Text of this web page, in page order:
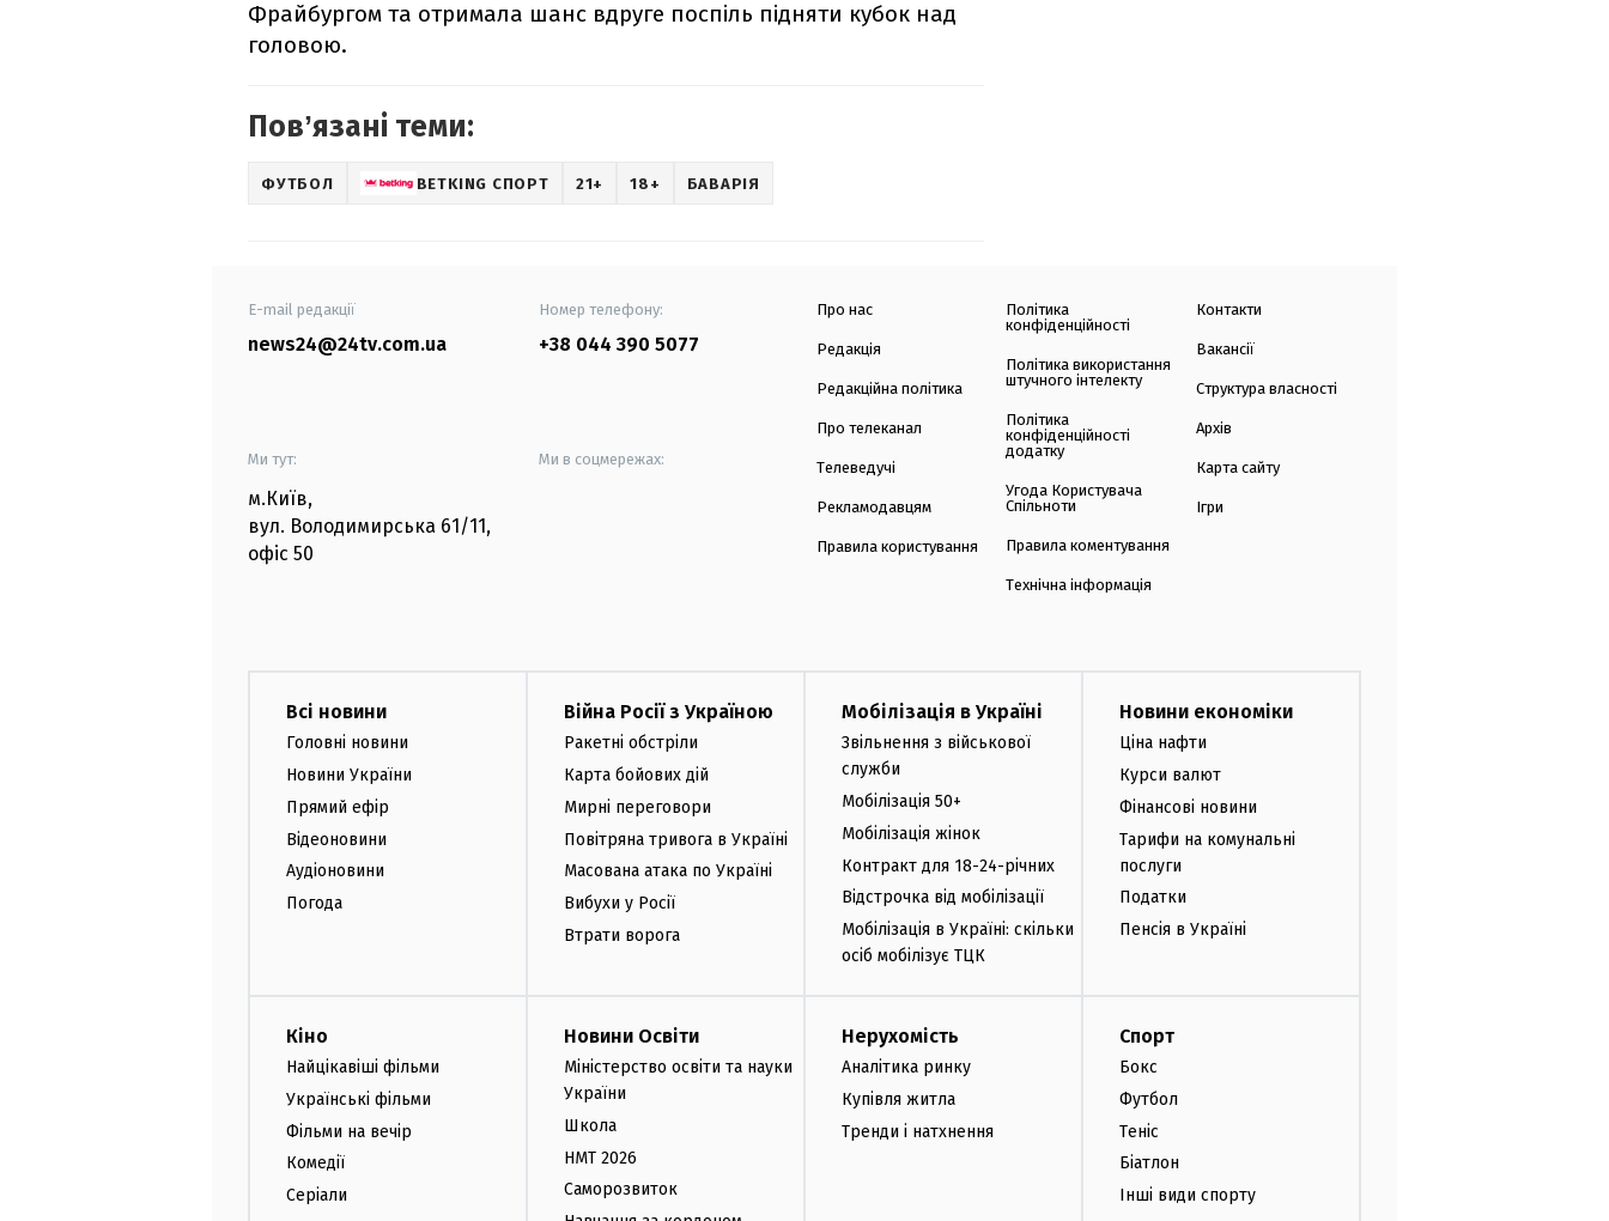
Фрайбургом та отримала шанс вдруге поспіль підняти кубок над
головою.
Повʼязані теми:
ФУТБОЛ BETKING СПОРТ 21+ 18+ БАВАРІЯ
E-mail редакції
news24@24tv.com.ua
Номер телефону:
+38 044 390 5077
Ми тут:
м.Київ,
вул. Володимирська 61/11,
офіс 50
Ми в соцмережах:
Про нас
Редакція
Редакційна політика
Про телеканал
Телеведучі
Рекламодавцям
Правила користування
Політика
конфіденційності
Політика використання
штучного інтелекту
Політика
конфіденційності
додатку
Угода Користувача
Спільноти
Правила коментування
Технічна інформація
Контакти
Вакансії
Структура власності
Архів
Карта сайту
Ігри
Всі новини
Головні новини
Новини України
Прямий ефір
Відеоновини
Аудіоновини
Погода
Війна Росії з Україною
Ракетні обстріли
Карта бойових дій
Мирні переговори
Повітряна тривога в Україні
Масована атака по Україні
Вибухи у Росії
Втрати ворога
Мобілізація в Україні
Звільнення з військової
служби
Мобілізація 50+
Мобілізація жінок
Контракт для 18-24-річних
Відстрочка від мобілізації
Мобілізація в Україні: скільки
осіб мобілізує ТЦК
Новини економіки
Ціна нафти
Курси валют
Фінансові новини
Тарифи на комунальні
послуги
Податки
Пенсія в Україні
Кіно
Найцікавіші фільми
Українські фільми
Фільми на вечір
Комедії
Серіали
Новини Освіти
Міністерство освіти та науки
України
Школа
НМТ 2026
Саморозвиток
Нерухомість
Аналітика ринку
Купівля житла
Тренди і натхнення
Спорт
Бокс
Футбол
Теніс
Біатлон
Інші види спорту